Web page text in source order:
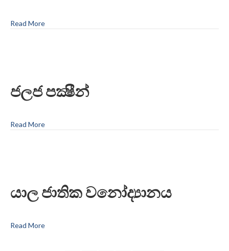
Read More
ජලජ පක්‍ෂීන්
Read More
යාල ජාතික වනෝද්‍යානය
Read More